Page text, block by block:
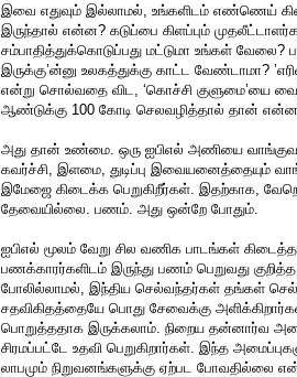
இவை எதுவும் இல்லாமல், உங்களிடம் எண்ணெய்
இருந்தால் என்ன? கடுப்பை கிளப்பும்
சம்பாதித்துக்கொடுப்பது மட்டுமா உங்கள் வேலை?
இருக்கு’ன்னு உலகத்துக்கு காட்ட வேண்டாமா?
என்று சொல்வதை விட, ‘கொச்சி குளுமை’யை
ஆண்டுக்கு 100 கோடி செலவழித்தால் தான்
அது தான் உண்மை. ஒரு ஐபிஎல் அணியை
கவர்ச்சி, இளமை, துடிப்பு இவையனைத்தையும்
இமேஜை கிடைக்க பெறுகிறீர்கள். இதற்காக,
தேவையில்லை. பணம். அது ஒன்றே போதும்.
ஐபிஎல் மூலம் வேறு சில வணிக பாடங்கள்
பணக்காரர்களிடம் இருந்து பணம் பெறுவது குறித்த
போலில்லாமல், இந்திய செல்வந்தர்கள் தங்கள்
சதவிகிதத்தையே பொது சேவைக்கு
பொறுத்ததாக இருக்கலாம். நிறைய தன்னார்வ
சிரமப்பட்டே உதவி பெறுகிறார்கள். இந்த
லாபமும் நிறுவனங்களுக்கு ஏற்பட போவதில்லை